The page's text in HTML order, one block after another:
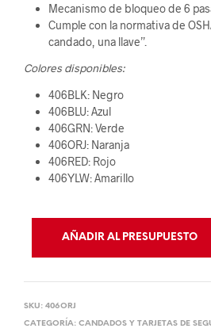
Mecanismo de bloqueo de 6
Cumple con la normativa de
candado, una llave”.
Colores disponibles:
406BLK: Negro
406BLU: Azul
406GRN: Verde
406ORJ: Naranja
406RED: Rojo
406YLW: Amarillo
AÑADIR AL PRESUPUESTO
SKU: 406ORJ
CATEGORÍA: CANDADOS Y TARJETAS DE